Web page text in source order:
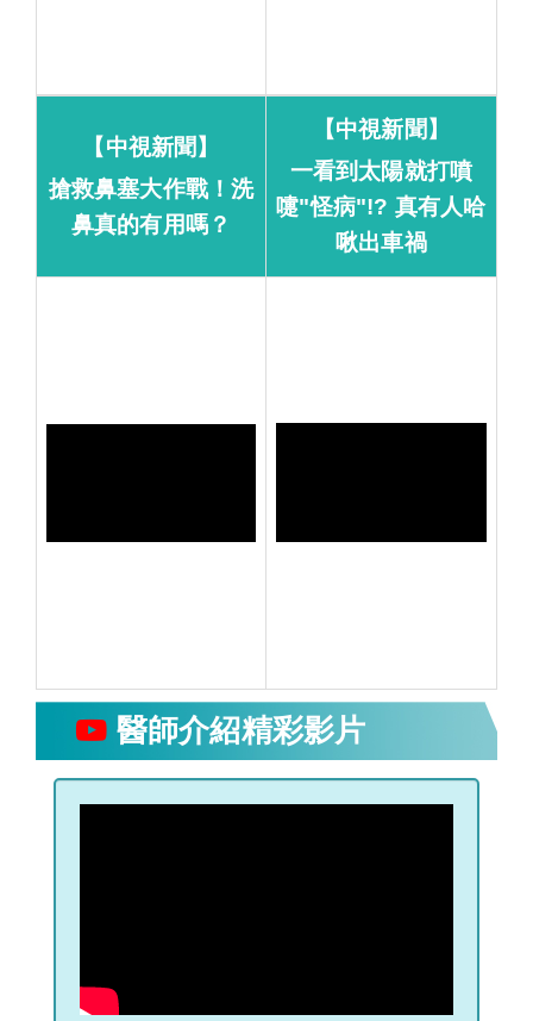
【中視新聞】
搶救鼻塞大作戰！洗
鼻真的有用嗎？
【中視新聞】
一看到太陽就打噴
嚏"怪病"!? 真有人哈
啾出車禍
醫師介紹精彩影片